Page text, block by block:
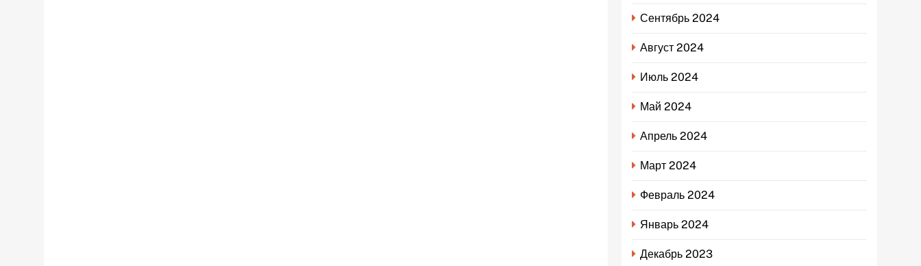
Сентябрь 2024
Август 2024
Июль 2024
Май 2024
Апрель 2024
Март 2024
Февраль 2024
Январь 2024
Декабрь 2023